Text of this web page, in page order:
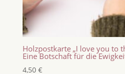
Holzpostkarte „I love you to
Eine Botschaft für die
4,50 €